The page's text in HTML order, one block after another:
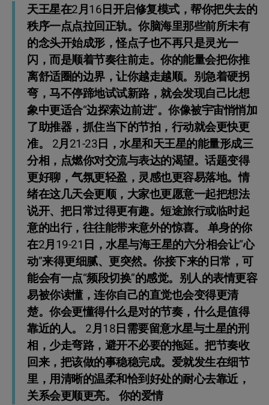
天王星在2月16日开启修复模式，帮你把失去的
秩序一点点拉回正轨。你脑海里那些前所未有
的念头开始成形，怪点子也不再只是灵光一
闪，而是顺着节奏往前走。你的能量会把你推
离舒适圈的边界，让你越走越顺。别急着硬拐
弯，马不停蹄地试试新路，就会发现自己比想
象中更适合“边探索边前进”。你像被宇宙悄悄加
了助推器，抓住当下的节拍，行动就会更快更
准。 2月21-23日，水星和天王星的能量形成三
分相，点燃你对交流与表达的渴望。话题变得
更好聊，气氛更轻盈，灵感也更容易落地。情
绪在这几天会更顺，大家也更愿意一起把想法
说开、把日常过得更有趣。短途旅行或临时起
意的出行，往往能带来意外的惊喜。 单身的你
在2月19-21日，水星与海王星的六分相会让“心
动”来得更细腻、更突然。你接下来的日常，可
能会有一点“频段切换”的感觉。别人的表情更容
易被你读懂，连你自己的直觉也会变得更清
楚。你会更懂得什么是对的节奏，什么是值得
靠近的人。 2月18日需要留意水星与土星的刑
相，少走弯路，避开不必要的拖延。把节奏收
回来，把该做的事稳稳完成。爱就发生在细节
里，用清晰的温柔和恰到好处的耐心去靠近，
关系会更顺更亮。 你的爱情